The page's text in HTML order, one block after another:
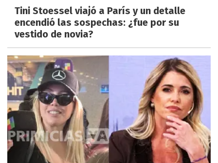
Tini Stoessel viajó a París y un detalle
encendió las sospechas: ¿fue por su
vestido de novia?